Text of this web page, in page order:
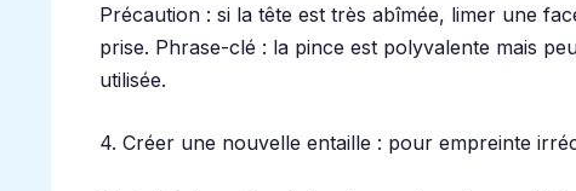
Précaution : si la tête est très abîmée, limer une
prise. Phrase-clé : la pince est polyvalente mais
utilisée.
4. Créer une nouvelle entaille : pour empreinte